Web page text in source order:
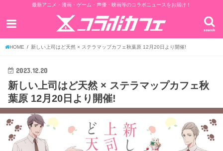
最新アニメ・漫画・ゲーム・声優・映画等のコラボニュースをお届け！
search
HOME 新しい上司はど天然 × ステラマップカフェ秋葉原 12月20日より開催!
2023.12.20
新しい上司はど天然 × ステラマップカフェ秋
葉原 12月20日より開催!